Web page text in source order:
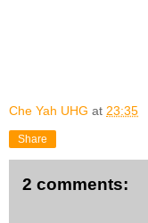
Che Yah UHG at 23:35
Share
2 comments: